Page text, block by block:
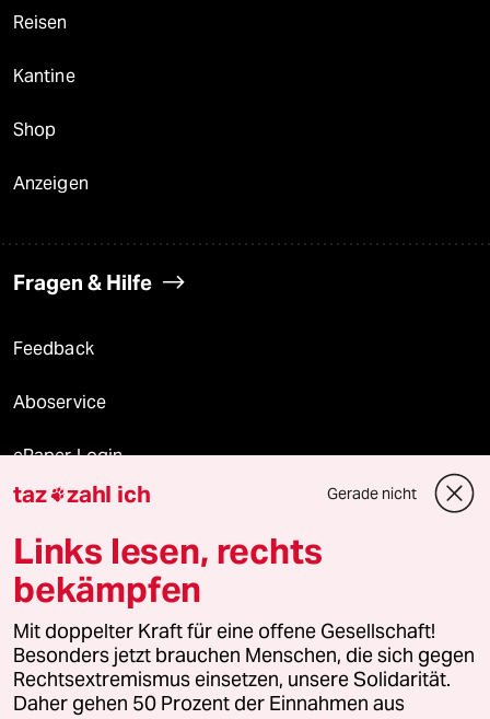
Reisen
Kantine
Shop
Anzeigen
Fragen & Hilfe
Feedback
Aboservice
ePaper Login
Downloads für Abonnierende
© 2026 taz Verlags und Vertriebs GmbH
Alle Rechte vorbehalten. Bei rechtlichen Fragen oder für Genehmigungen
wenden Sie sich bitte an
lizenzen@taz.de
Feedback Redaktionsstatut Kommune-Richtlinien
taz zahl ich Gerade nicht
Links lesen, rechts
bekämpfen
Mit doppelter Kraft für eine offene Gesellschaft!
Besonders jetzt brauchen Menschen, die sich gegen
Rechtsextremismus einsetzen, unsere Solidarität.
Daher gehen 50 Prozent der Einnahmen aus